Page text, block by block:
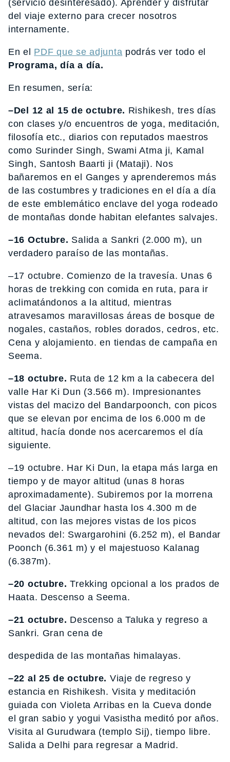
(servicio desinteresado). Aprender y disfrutar
del viaje externo para crecer nosotros
internamente.
En el PDF que se adjunta podrás ver todo el
Programa, día a día.
En resumen, sería:
–Del 12 al 15 de octubre. Rishikesh, tres días
con clases y/o encuentros de yoga, meditación,
filosofía etc., diarios con reputados maestros
como Surinder Singh, Swami Atma ji, Kamal
Singh, Santosh Baarti ji (Mataji). Nos
bañaremos en el Ganges y aprenderemos más
de las costumbres y tradiciones en el día a día
de este emblemático enclave del yoga rodeado
de montañas donde habitan elefantes salvajes.
–16 Octubre. Salida a Sankri (2.000 m), un
verdadero paraíso de las montañas.
–17 octubre. Comienzo de la travesía. Unas 6
horas de trekking con comida en ruta, para ir
aclimatándonos a la altitud, mientras
atravesamos maravillosas áreas de bosque de
nogales, castaños, robles dorados, cedros, etc.
Cena y alojamiento. en tiendas de campaña en
Seema.
–18 octubre. Ruta de 12 km a la cabecera del
valle Har Ki Dun (3.566 m). Impresionantes
vistas del macizo del Bandarpoonch, con picos
que se elevan por encima de los 6.000 m de
altitud, hacía donde nos acercaremos el día
siguiente.
–19 octubre. Har Ki Dun, la etapa más larga en
tiempo y de mayor altitud (unas 8 horas
aproximadamente). Subiremos por la morrena
del Glaciar Jaundhar hasta los 4.300 m de
altitud, con las mejores vistas de los picos
nevados del: Swargarohini (6.252 m), el Bandar
Poonch (6.361 m) y el majestuoso Kalanag
(6.387m).
–20 octubre. Trekking opcional a los prados de
Haata. Descenso a Seema.
–21 octubre. Descenso a Taluka y regreso a
Sankri. Gran cena de
despedida de las montañas himalayas.
–22 al 25 de octubre. Viaje de regreso y
estancia en Rishikesh. Visita y meditación
guiada con Violeta Arribas en la Cueva donde
el gran sabio y yogui Vasistha meditó por años.
Visita al Gurudwara (templo Sij), tiempo libre.
Salida a Delhi para regresar a Madrid.